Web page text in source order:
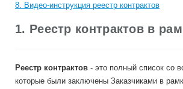
8. Видео-инструкция реестр контрактов
1. Реестр контрактов в
Реестр контрактов - это полный список со
которые были заключены Заказчиками в